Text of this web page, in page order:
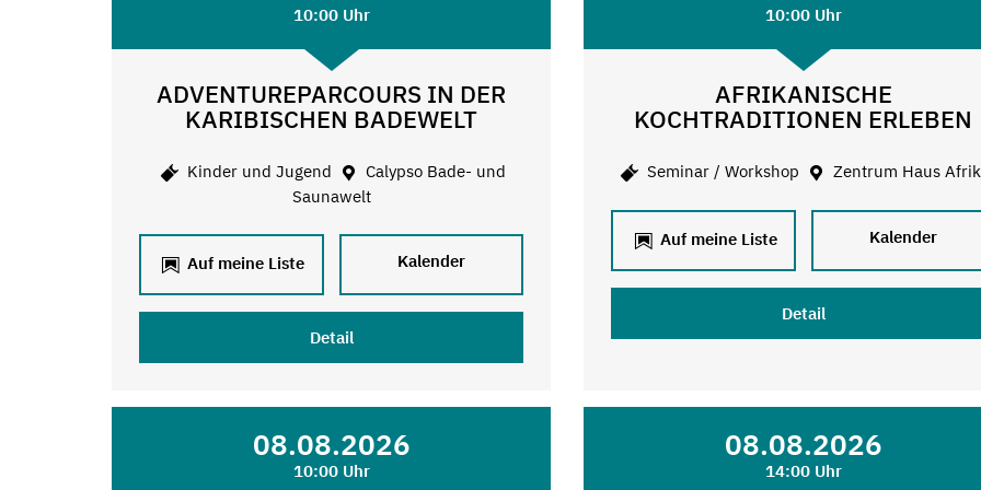
10:00 Uhr
ADVENTUREPARCOURS IN DER
KARIBISCHEN BADEWELT
Kinder und Jugend
Calypso Bade- und
Saunawelt
Auf meine Liste Kalender
Detail
10:00 Uhr
AFRIKANISCHE
KOCHTRADITIONEN ERLEBEN
Seminar / Workshop Zentrum Haus
Auf meine Liste Kalender
Detail
08.08.2026
10:00 Uhr
08.08.2026
14:00 Uhr